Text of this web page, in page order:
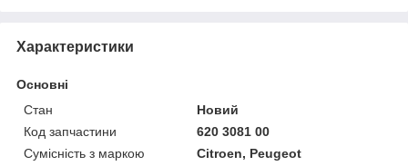
Характеристики
Основні
Стан
Новий
Код запчастини
620 3081 00
Сумісність з маркою
Citroen, Peugeot